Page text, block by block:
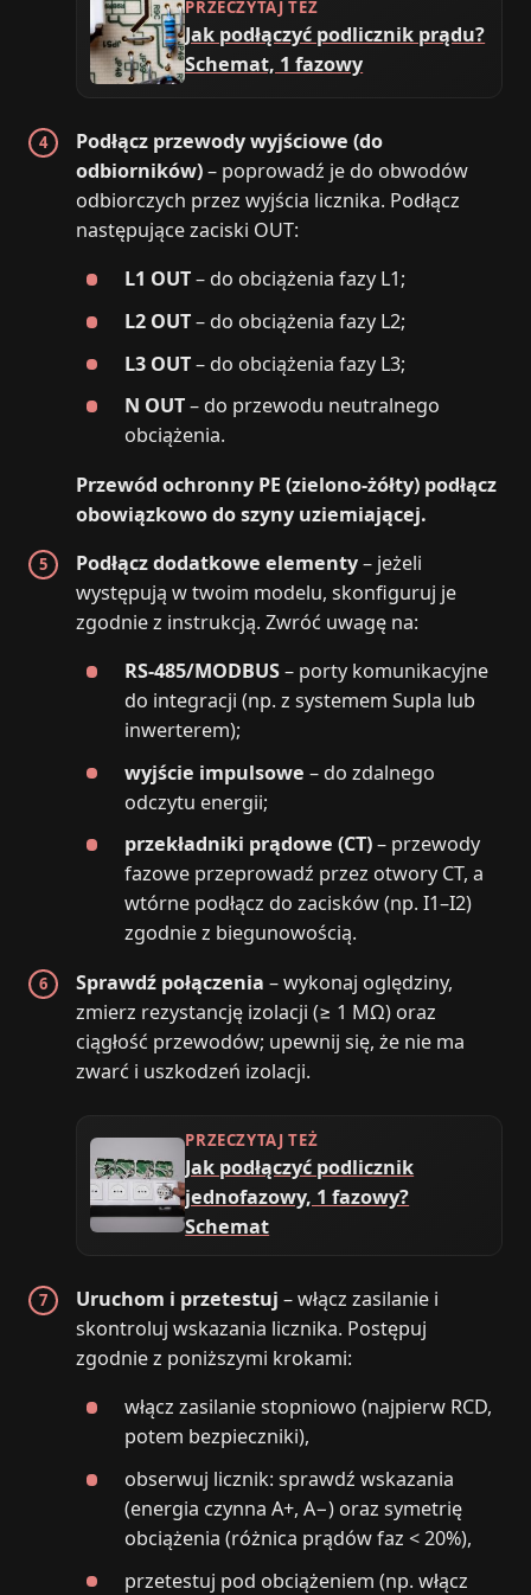
PRZECZYTAJ TEŻ
Jak podłączyć podlicznik prądu?
Schemat, 1 fazowy
Podłącz przewody wyjściowe (do
odbiorników)– poprowadź je do obwodów
odbiorczych przez wyjścia licznika. Podłącz
następujące zaciski OUT:
L1 OUT– do obciążenia fazy L1;
L2 OUT– do obciążenia fazy L2;
L3 OUT– do obciążenia fazy L3;
N OUT– do przewodu neutralnego
obciążenia.
Przewód ochronny PE (zielono-żółty) podłącz
obowiązkowo do szyny uziemiającej.
Podłącz dodatkowe elementy– jeżeli
występują w twoim modelu, skonfiguruj je
zgodnie z instrukcją. Zwróć uwagę na:
RS-485/MODBUS– porty komunikacyjne
do integracji (np. z systemem Supla lub
inwerterem);
wyjście impulsowe – do zdalnego
odczytu energii;
przekładniki prądowe (CT)– przewody
fazowe przeprowadź przez otwory CT, a
wtórne podłącz do zacisków (np. I1–I2)
zgodnie z biegunowością.
Sprawdź połączenia – wykonaj oględziny,
zmierz rezystancję izolacji (≥ 1 MΩ) oraz
ciągłość przewodów; upewnij się, że nie ma
zwarć i uszkodzeń izolacji.
PRZECZYTAJ TEŻ
Jak podłączyć podlicznik
jednofazowy, 1 fazowy?
Schemat
Uruchom i przetestuj – włącz zasilanie i
skontroluj wskazania licznika. Postępuj
zgodnie z poniższymi krokami:
włącz zasilanie stopniowo (najpierw RCD,
potem bezpieczniki),
obserwuj licznik: sprawdź wskazania
(energia czynna A+, A−) oraz symetrię
obciążenia (różnica prądów faz < 20%),
przetestuj pod obciążeniem (np. włącz